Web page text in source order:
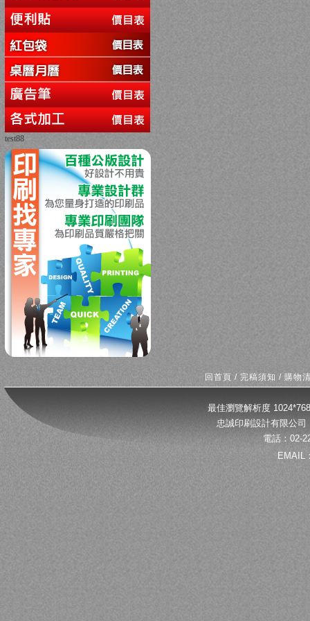
test88
回首頁 /完稿須知 /購物
最佳瀏覽解析度
忠誠印刷設計有限公
電話：02-
EMAIL